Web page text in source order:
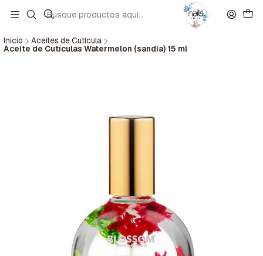
Inicio Aceites de Cutícula
Aceite de Cutículas Watermelon (sandia) 15 ml